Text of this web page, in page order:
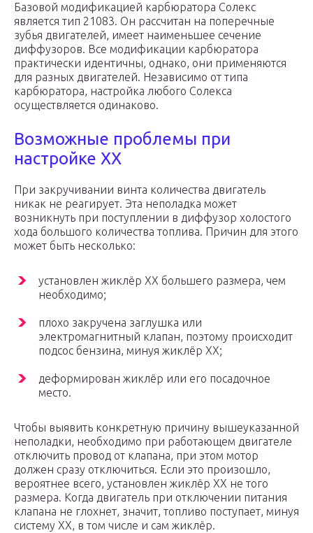
Базовой модификацией карбюратора Солекс
является тип 21083. Он рассчитан на поперечные
зубья двигателей, имеет наименьшее сечение
диффузоров. Все модификации карбюратора
практически идентичны, однако, они применяются
для разных двигателей. Независимо от типа
карбюратора, настройка любого Солекса
осуществляется одинаково.
Возможные проблемы при
настройке ХХ
При закручивании винта количества двигатель
никак не реагирует. Эта неполадка может
возникнуть при поступлении в диффузор холостого
хода большого количества топлива. Причин для этого
может быть несколько:
установлен жиклёр ХХ большего размера, чем
необходимо;
плохо закручена заглушка или
электромагнитный клапан, поэтому происходит
подсос бензина, минуя жиклёр ХХ;
деформирован жиклёр или его посадочное
место.
Чтобы выявить конкретную причину вышеуказанной
неполадки, необходимо при работающем двигателе
отключить провод от клапана, при этом мотор
должен сразу отключиться. Если это произошло,
вероятнее всего, установлен жиклёр ХХ не того
размера. Когда двигатель при отключении питания
клапана не глохнет, значит, топливо поступает, минуя
систему ХХ, в том числе и сам жиклёр.